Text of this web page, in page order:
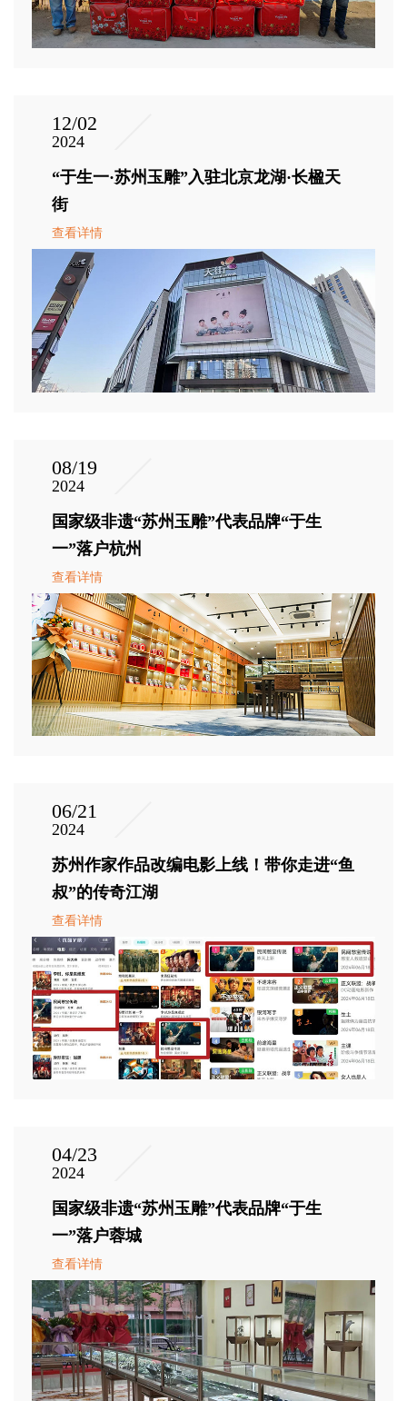
12/02
2024
“于生一·苏州玉雕”入驻北京龙湖·长楹天
街
查看详情
08/19
2024
国家级非遗“苏州玉雕”代表品牌“于生
一”落户杭州
查看详情
06/21
2024
苏州作家作品改编电影上线！带你走进“鱼
叔”的传奇江湖
查看详情
04/23
2024
国家级非遗“苏州玉雕”代表品牌“于生
一”落户蓉城
查看详情